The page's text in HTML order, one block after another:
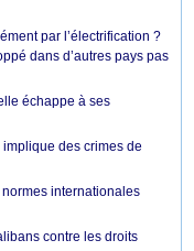
par l’électrification ?
dans d’autres pays pas
échappe à ses
des crimes de
internationales
contre les droits